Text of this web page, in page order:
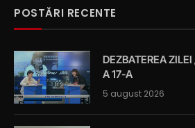
POSTĂRI RECENTE
DEZBATEREA
A 17-A
5 august 2026